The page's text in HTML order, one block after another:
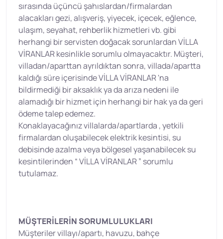
sırasında üçüncü şahıslardan/firmalardan
alacakları gezi, alışveriş, yiyecek, içecek, eğlence,
ulaşım, seyahat, rehberlik hizmetleri vb. gibi
herhangi bir servisten doğacak sorunlardan VİLLA
VİRANLAR kesinlikle sorumlu olmayacaktır. Müşteri,
villadan/aparttan ayrıldıktan sonra, villada/apartta
kaldığı süre içerisinde VİLLA VİRANLAR 'na
bildirmediği bir aksaklık ya da arıza nedeni ile
alamadığı bir hizmet için herhangi bir hak ya da geri
ödeme talep edemez.
Konaklayacağınız villalarda/apartlarda , yetkili
firmalardan oluşabilecek elektrik kesintisi, su
debisinde azalma veya bölgesel yaşanabilecek su
kesintilerinden “ VİLLA VİRANLAR ” sorumlu
tutulamaz.
MÜŞTERİLERİN SORUMLULUKLARI
Müşteriler villayı/apartı, havuzu, bahçe